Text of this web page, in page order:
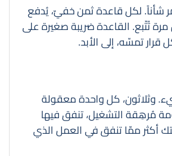
شأناً. لكل قاعدة ثمن خفيّ، يُدفع
تُتّبع. القاعدة ضريبة صغيرة على
تمسّه، إلى الأبد.
وثلاثون، كل واحدة معقولة
مُرهِقة التشغيل، تنفق فيها
أكثر ممّا تنفق في العمل الذي